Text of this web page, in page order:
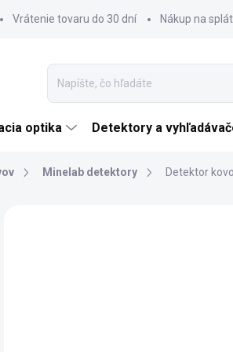
Vrátenie tovaru do 30 dní Nákup na
optika Detektory a
Minelab detektory Detektor